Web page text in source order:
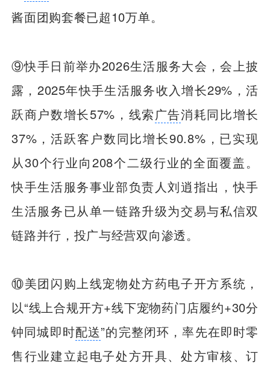
酱面团购套餐已超10万单。
⑨快手日前举办2026生活服务大会，会上披
露，2025年快手生活服务收入增长29%，活
跃商户数增长57%，线索广告消耗同比增长
37%，活跃客户数同比增长90.8%，已实现
从30个行业向208个二级行业的全面覆盖。
快手生活服务事业部负责人刘逍指出，快手
生活服务已从单一链路升级为交易与私信双
链路并行，投广与经营双向渗透。
⑩美团闪购上线宠物处方药电子开方系统，
以“线上合规开方+线下宠物药门店履约+30分
钟同城即时配送”的完整闭环，率先在即时零
售行业建立起电子处方开具、处方审核、订